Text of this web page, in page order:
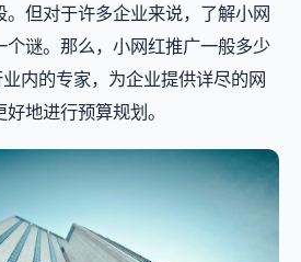
但对于许多企业来说，了解小网
个谜。那么，小网红推广一般多少
内的专家，为企业提供详尽的网
地进行预算规划。